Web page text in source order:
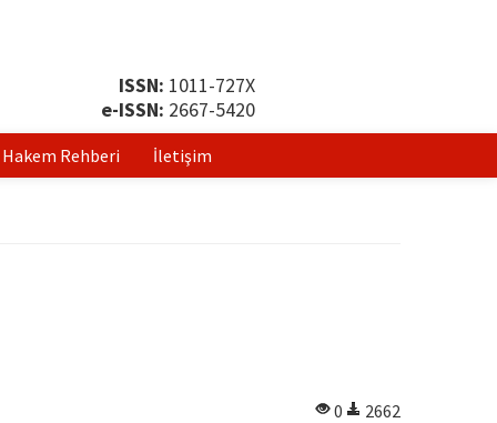
ISSN: 1011-727X
e-ISSN: 2667-5420
Hakem Rehberi İletişim
0
2662